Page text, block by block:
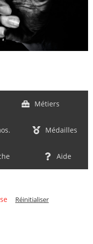
Métiers
Médailles
Aide
Réinitialiser